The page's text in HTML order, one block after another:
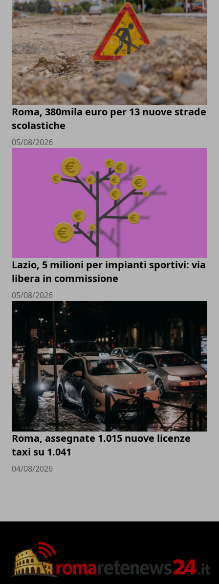
Roma, 380mila euro per 13 nuove strade
scolastiche
05/08/2026
Lazio, 5 milioni per impianti sportivi: via
libera in commissione
05/08/2026
Roma, assegnate 1.015 nuove licenze
taxi su 1.041
04/08/2026